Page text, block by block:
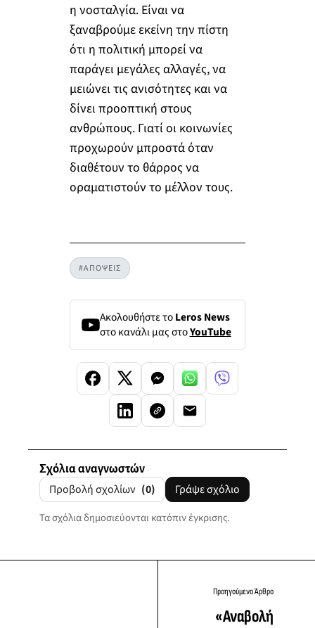
η νοσταλγία. Είναι να
ξαναβρούμε εκείνη την πίστη
ότι η πολιτική μπορεί να
παράγει μεγάλες αλλαγές, να
μειώνει τις ανισότητες και να
δίνει προοπτική στους
ανθρώπους. Γιατί οι κοινωνίες
προχωρούν μπροστά όταν
διαθέτουν το θάρρος να
οραματιστούν το μέλλον τους.
#ΑΠΟΨΕΙΣ
Ακολουθήστε τοLeros News
στο κανάλι μας στοYouTube
Σχόλια αναγνωστών
Προβολή σχολίων (0) Γράψε σχόλιο
Τα σχόλια δημοσιεύονται κατόπιν έγκρισης.
Προηγούμενο Άρθρο
«Αναβολή